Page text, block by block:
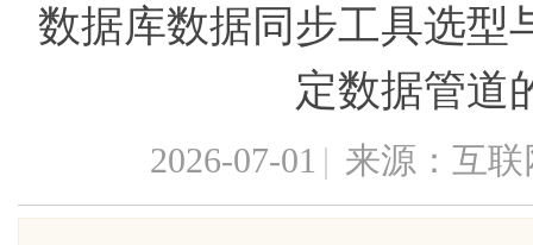
数据库数据同步工具选型
定数据管道
2026-07-01 | 来源：互联